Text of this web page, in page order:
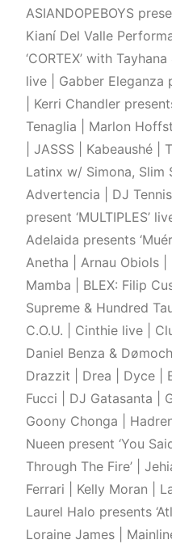
ASIANDOPEBOYS
Kianí Del Valle
‘CORTEX’ with
live | Gabber Eleganza
| Kerri Chandler
Tenaglia | Marlon
| JASSS | Kabeaushé |
Latinx w/ Simona, Slim
Advertencia | DJ
present ‘MULTIPLES’
Adelaida presents
Anetha | Arnau Obiols
Mamba | BLEX: Filip
Supreme & Hundred
C.O.U. | Cinthie live |
Daniel Benza &
Drazzit | Drea | Dyce |
Fucci | DJ Gatasanta |
Goony Chonga |
Nueen present ‘You
Through The Fire’ |
Ferrari | Kelly Moran |
Laurel Halo presents
Loraine James |